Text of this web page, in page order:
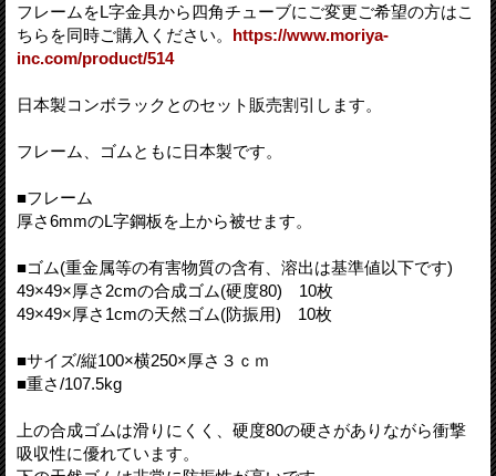
フレームをL字金具から四角チューブにご変更ご希望の方はこ
ちらを同時ご購入ください。 https://www.moriya-
inc.com/product/514
日本製コンボラックとのセット販売割引します。
フレーム、ゴムともに日本製です。
■フレーム
厚さ6mmのL字鋼板を上から被せます。
■ゴム(重金属等の有害物質の含有、溶出は基準値以下です)
49×49×厚さ2cmの合成ゴム(硬度80) 10枚
49×49×厚さ1cmの天然ゴム(防振用) 10枚
■サイズ/縦100×横250×厚さ３ｃｍ
■重さ/107.5kg
上の合成ゴムは滑りにくく、硬度80の硬さがありながら衝撃
吸収性に優れています。